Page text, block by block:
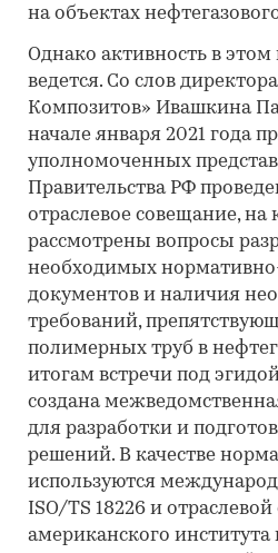
на объектах
Однако активность в
ведется. Со слов
Композитов» Ивашкина
начале января 2021 года
уполномоченных
Правительства РФ
отраслевое совещание,
рассмотрены вопросы
необходимых
документов и наличия
требований,
полимерных труб в
итогам встречи под
создана
для разработки и
решений. В качестве
используются
ISO/TS 18226 и отраслевой
американского института